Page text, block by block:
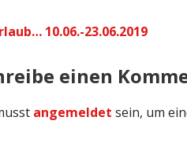
10.06.-23.06.2019
einen
angemeldet sein, um